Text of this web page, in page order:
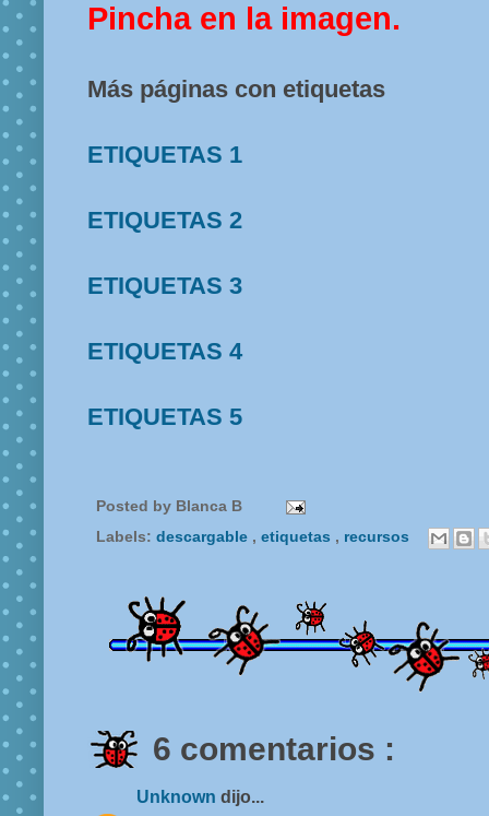
Pincha en la imagen.
Más páginas con etiquetas
ETIQUETAS 1
ETIQUETAS 2
ETIQUETAS 3
ETIQUETAS 4
ETIQUETAS 5
Posted by Blanca B
Labels: descargable , etiquetas , recursos
6 comentarios :
Unknown dijo...